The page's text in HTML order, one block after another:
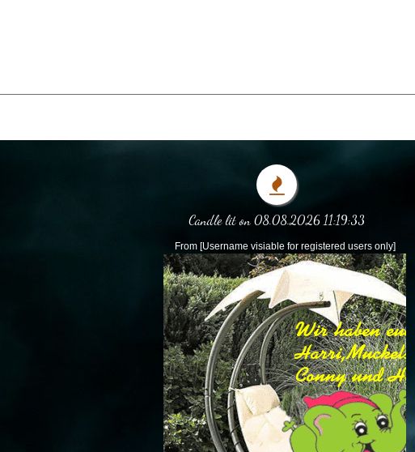
Candle lit on 08.08.2026 11:19:33
From [Username visiable for registered users only]